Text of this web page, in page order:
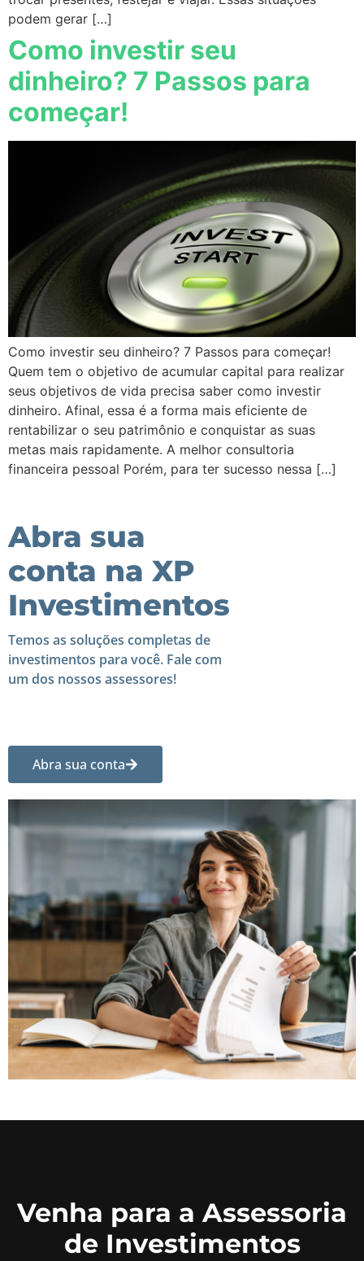
podem gerar […]
Como investir seu
dinheiro? 7 Passos para
começar!
Como investir seu dinheiro? 7 Passos para começar!
Quem tem o objetivo de acumular capital para realizar
seus objetivos de vida precisa saber como investir
dinheiro. Afinal, essa é a forma mais eficiente de
rentabilizar o seu patrimônio e conquistar as suas
metas mais rapidamente. A melhor consultoria
financeira pessoal Porém, para ter sucesso nessa […]
Abra sua
conta na XP
Investimentos
Temos as soluções completas de
investimentos para você. Fale com
um dos nossos assessores!
Abra sua conta
Venha para a Assessoria
de Investimentos